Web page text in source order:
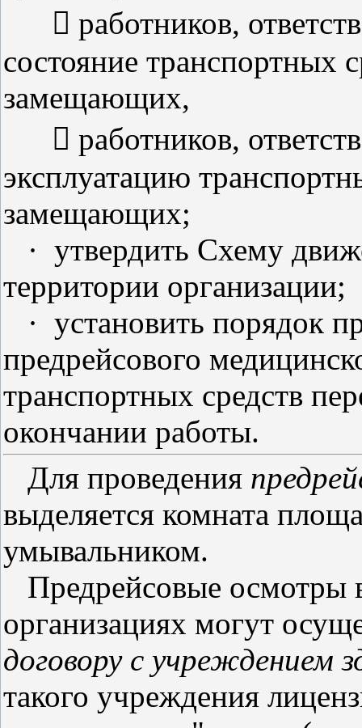
 работников,
состояние транспортных
замещающих,
 работников,
эксплуатацию
замещающих;
· утвердить Схему
территории организации;
· установить порядок
предрейсового
транспортных средств
окончании работы.
Для проведения
выделяется комната
умывальником.
Предрейсовые осмотры
организациях могут
договору с учреждением
такого учреждения